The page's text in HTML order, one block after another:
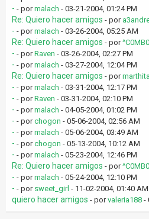
- - pormalach - 03-21-2004, 01:24 PM
Re: Quiero hacer amigos - por
- - pormalach - 03-26-2004, 05:25 AM
Re: Quiero hacer amigos - por
- - porRaven - 03-26-2004, 02:27 PM
- - pormalach - 03-27-2004, 12:04 PM
Re: Quiero hacer amigos - pormarthita
- - pormalach - 03-31-2004, 12:17 PM
- - porRaven - 03-31-2004, 02:10 PM
- - pormalach - 04-05-2004, 01:02 PM
- - porchogon - 05-06-2004, 02:56 AM
- - pormalach - 05-06-2004, 03:49 AM
- - porchogon - 05-13-2004, 10:12 AM
- - pormalach - 05-23-2004, 12:46 PM
Re: Quiero hacer amigos - por
- - pormalach - 05-24-2004, 12:10 PM
- - por sweet_girl - 11-02-2004, 01:40 AM
quiero hacer amigos - porvaleria188 -